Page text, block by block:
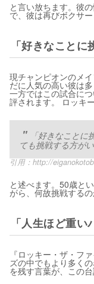
と言い放ちます。彼
で、彼は再びボクサ
「好きなこと
現チャンピオンのメ
だに人気の高い彼は
一方ではこの試合に
評されます。 ロッキ
「好きなこと
ても挑戦する方がい
引用：http://
と述べます。50歳と
がら、何故挑戦する
「人生ほど重い
『ロッキー・ザ・フ
ズの中でもより多く
を残す言葉が、この台